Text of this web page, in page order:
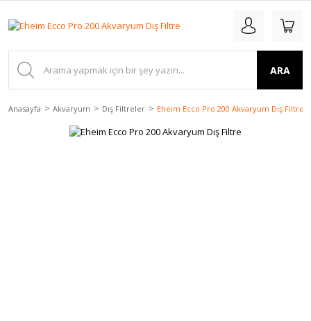
ARA
Anasayfa Akvaryum Dış Filtreler Eheim Ecco Pro 200 Akvaryum Dış Filtre